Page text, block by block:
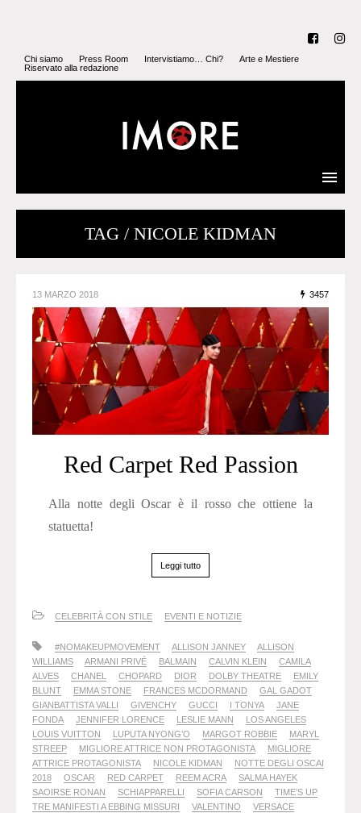
Chi siamo Press Room Intervistiamo… Chi?
Arte e Mestiere
Riservato alla redazione
TAG / NICOLE KIDMAN
13 MARZO 2018 3457
Red Carpet Red Passion
Alla notte degli Oscar è il rosso che ottiene la
statuetta!
Leggi tutto
CELEBRITÀ CON STILE EVENTI E NOTIZIE
#NOMAKEUPMOVEMENT ALLISON JANNEY
ALLISON
WILLIAMS
ARMANI PRIVÉ BALMAIN CALVIN KLEIN
CAMILA
ALVES
CHANEL CHOPARD DIOR DOLBY THEATRE
EMILY
BLUNT
EMMA STONE FRANCES MCDORMAND
GAL GADOT
GIANBATTISTA VALLI
GIVENCHY GUCCI I TONYA
JANE
FONDA
JENNIFER LORENCE LESLIE MANN
LOS ANGELES
LOUIS VUITTON
LUPUTA NYONG’O MARGOT ROBBIE
MARYL
STREEP
MIGLIORE ATTRICE NON PROTAGONISTA
MIGLIORE
ATTRICE PROTAGONISTA
NICOLE KIDMAN
NOTTE DEGLI OSCAI
2018
OSCAR RED CARPET REEM ACRA
SALMA HAYEK
SAOIRSE RONAN
SCHIAPPARELLI SOFIA CARSON
TIME’S UP
TRE MANIFESTI A EBBING MISSURI
VALENTINO
VERSACE